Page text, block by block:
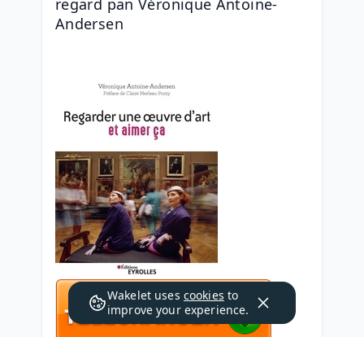
regard pan Véronique Antoine-
Andersen
Wakelet uses cookies to
improve your experience.